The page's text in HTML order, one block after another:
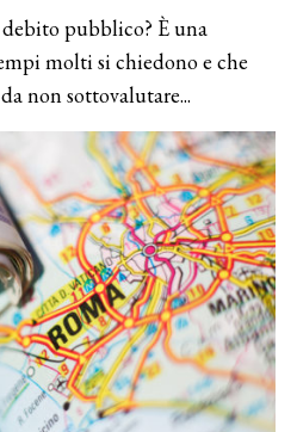
pubblico? È una
molti si chiedono e che
non sottovalutare...